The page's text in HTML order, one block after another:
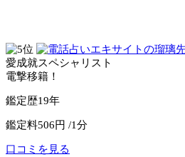
愛成就スペシャリスト
電撃移籍！
鑑定歴19年
鑑定料506円 /1分
口コミを見る